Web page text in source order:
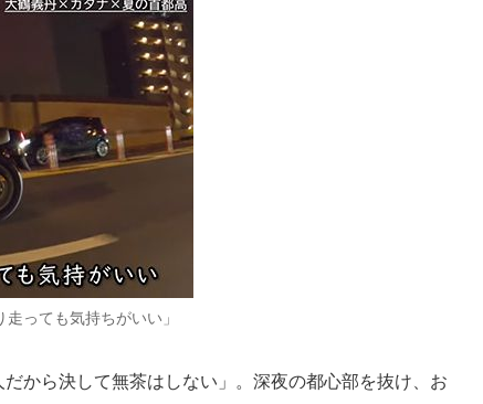
っても気持ちがいい」
から決して無茶はしない」。深夜の都心部を抜け、お